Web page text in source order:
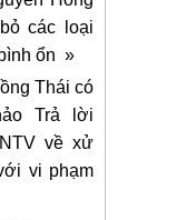
các loại
ổn »
Thái có
Trả lời
về xử
vi phạm